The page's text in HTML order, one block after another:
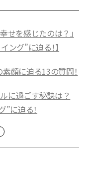
せを感じたのは？」
ング”に迫る！】
顔に迫る13の質問！
に過ごす秘訣は？
に迫る！